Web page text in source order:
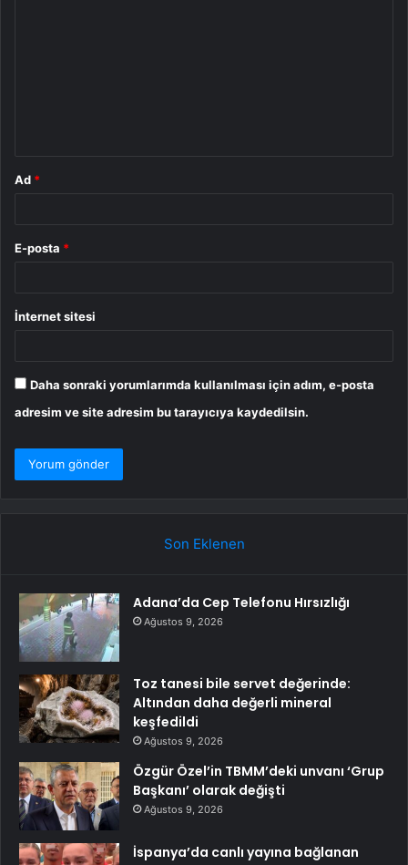
Ad *
E-posta *
İnternet sitesi
Daha sonraki yorumlarımda kullanılması için adım, e-posta
adresim ve site adresim bu tarayıcıya kaydedilsin.
Son Eklenen
Adana’da Cep Telefonu Hırsızlığı
Ağustos 9, 2026
Toz tanesi bile servet değerinde:
Altından daha değerli mineral
keşfedildi
Ağustos 9, 2026
Özgür Özel’in TBMM’deki unvanı ‘Grup
Başkanı’ olarak değişti
Ağustos 9, 2026
İspanya’da canlı yayına bağlanan